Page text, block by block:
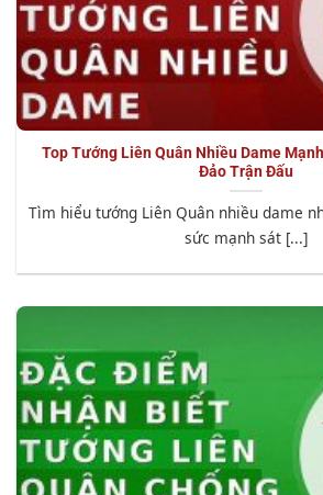
Top Tướng Liên Quân Nhiều Dame
Đảo Trận Đấu
Tìm hiểu tướng Liên Quân nhiều dame
sức mạnh sát [...]